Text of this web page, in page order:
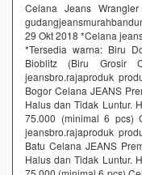
Celana Jeans
29 Okt 2018 *Celana
*Tersedia warna: Biru
Bioblitz (Biru Grosir
jeansbro.rajaproduk
Bogor Celana JEANS
Halus dan Tidak Luntur.
75.000 (minimal 6 pcs)
jeansbro.rajaproduk
Batu Celana JEANS
Halus dan Tidak Luntur.